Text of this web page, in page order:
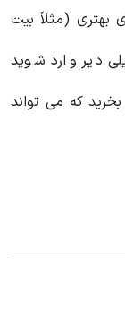
(مثلاً بیت
دیر وارد شوید
که می تواند